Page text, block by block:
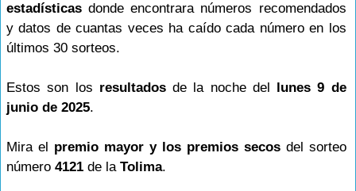
estadísticas donde encontrara números recomendados
y datos de cuantas veces ha caído cada número en los
últimos 30 sorteos.
Estos son los resultadosde la noche del lunes 9 de
junio de 2025.
Mira el premio mayor y los premios secosdel sorteo
número 4121 de la Tolima.